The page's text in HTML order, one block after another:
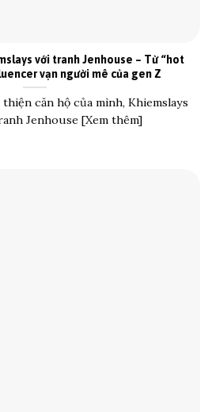
với tranh Jenhouse – Từ “hot
vạn người mê của gen Z
căn hộ của mình, Khiemslays
Jenhouse [Xem thêm]